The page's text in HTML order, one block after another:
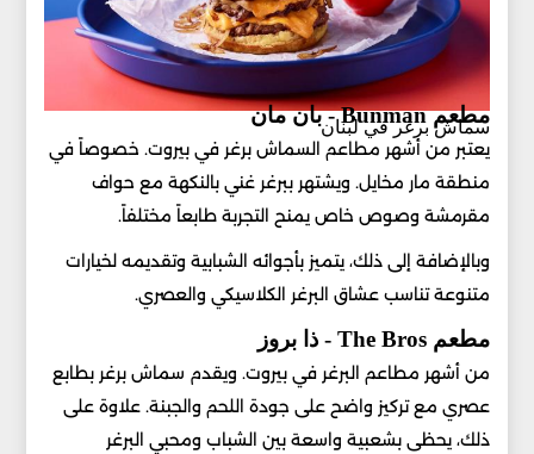
سماش برغر في لبنان
مطعم Bunman - بان مان
يعتبر من أشهر مطاعم السماش برغر في بيروت. خصوصاً في
منطقة مار مخايل. ويشتهر ببرغر غني بالنكهة مع حواف
مقرمشة وصوص خاص يمنح التجربة طابعاً مختلفاً.
وبالإضافة إلى ذلك، يتميز بأجوائه الشبابية وتقديمه لخيارات
متنوعة تناسب عشاق البرغر الكلاسيكي والعصري.
مطعم The Bros - ذا بروز
من أشهر مطاعم البرغر في بيروت. ويقدم سماش برغر بطابع
عصري مع تركيز واضح على جودة اللحم والجبنة. علاوة على
ذلك، يحظى بشعبية واسعة بين الشباب ومحبي البرغر